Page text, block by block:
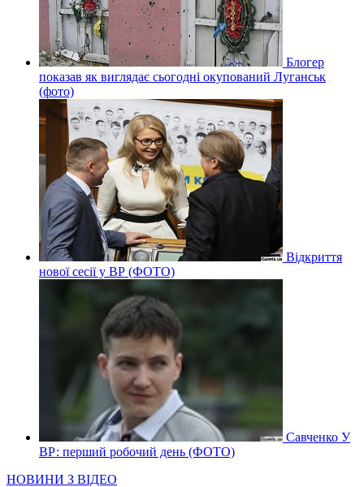
Блогер
показав як виглядає сьогодні окупований Луганськ
(фото)
Відкриття
нової сесії у ВР (ФОТО)
Савченко У
ВР: перший робочий день (ФОТО)
НОВИНИ З ВІДЕО